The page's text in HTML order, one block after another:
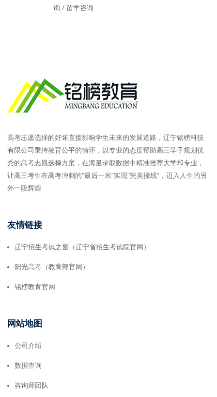
询 / 留学咨询
高考志愿选择的好坏直接影响学生未来的发展道路，辽宁铭榜科技
有限公司秉持教育公平的情怀，以专业的态度帮助高三学子规划优
秀的高考志愿选择方案，在海量录取数据中精准推荐大学和专业，
让高三考生在高考冲刺的“最后一米”实现“完美撞线”，迈入人生的另
外一段辉煌
友情链接
辽宁招生考试之窗（辽宁省招生考试院官网）
阳光高考（教育部官网）
铭榜教育官网
网站地图
公司介绍
数据查询
咨询师团队